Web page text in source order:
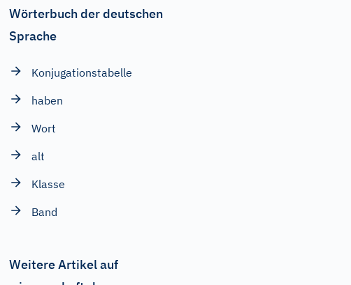
Wörterbuch der deutschen
Sprache
Konjugationstabelle
haben
Wort
alt
Klasse
Band
Weitere Artikel auf